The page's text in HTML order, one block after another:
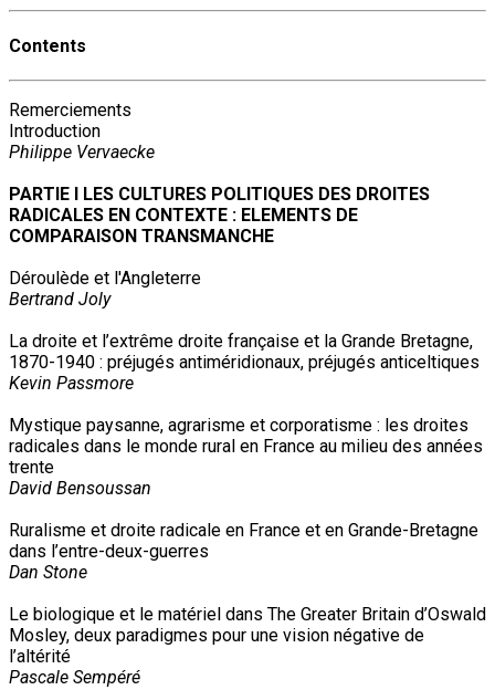
Contents
Remerciements
Introduction
Philippe Vervaecke
PARTIE I LES CULTURES POLITIQUES DES DROITES
RADICALES EN CONTEXTE : ELEMENTS DE
COMPARAISON TRANSMANCHE
Déroulède et l'Angleterre
Bertrand Joly
La droite et l’extrême droite française et la Grande Bretagne,
1870-1940 : préjugés antiméridionaux, préjugés anticeltiques
Kevin Passmore
Mystique paysanne, agrarisme et corporatisme : les droites
radicales dans le monde rural en France au milieu des années
trente
David Bensoussan
Ruralisme et droite radicale en France et en Grande-Bretagne
dans l’entre-deux-guerres
Dan Stone
Le biologique et le matériel dans The Greater Britain d’Oswald
Mosley, deux paradigmes pour une vision négative de
l’altérité
Pascale Sempéré